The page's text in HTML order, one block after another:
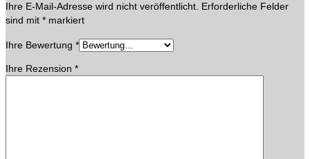
Ihre E-Mail-Adresse wird nicht veröffentlicht. Erforderliche Felder
sind mit * markiert
Ihre Bewertung *
Ihre Rezension *